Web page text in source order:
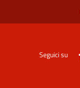
Seguici su